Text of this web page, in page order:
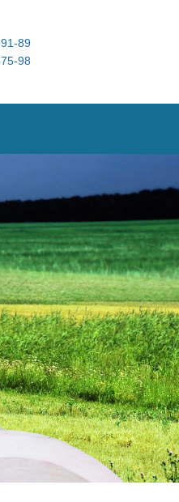
89
98